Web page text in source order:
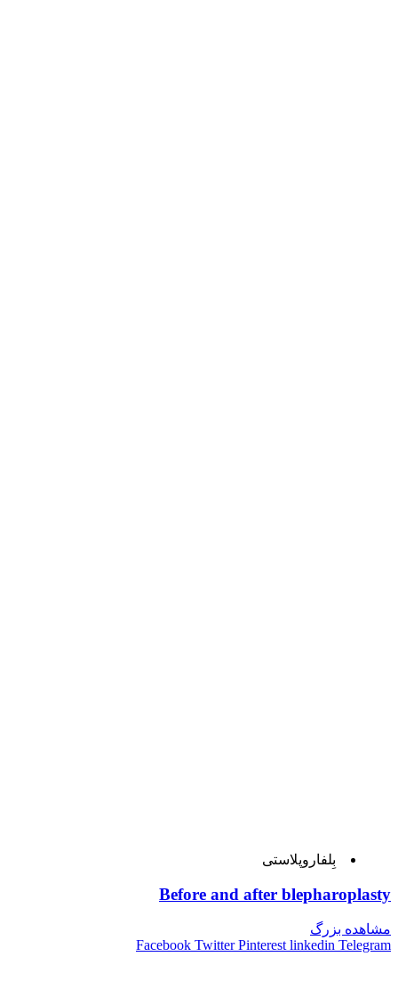
بِلفاروپلاستی
Before and after blepharoplasty
مشاهده بزرگ
Facebook Twitter Pinterest linkedin Telegram